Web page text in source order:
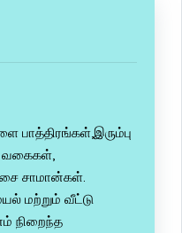
பாத்திரங்கள்,இரும்பு
வகைகள்,
சாமான்கள்.
மற்றும் வீட்டு
நிறைந்த